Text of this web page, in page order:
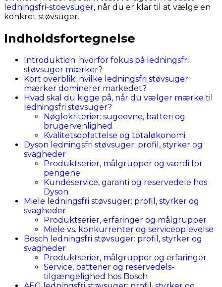
ledningsfri-stoevsuger, når du er klar til at vælge en
konkret støvsuger.
Indholdsfortegnelse
Introduktion: hvorfor fokus på ledningsfri
støvsuger mærker?
Kort overblik: hvilke ledningsfri støvsuger
mærker dominerer markedet?
Hvad skal du kigge på, når du vælger mærke til
ledningsfri støvsuger?
Nøglekriterier: sugeevne, batteri og
brugervenlighed
Kvalitetsopfattelse og totaløkonomi
Dyson ledningsfri støvsuger: profil, styrker og
svagheder
Produktserier, målgrupper og værdi for
pengene
Kundeservice, garanti og reservedele hos
Dyson
Miele ledningsfri støvsuger: profil, styrker og
svagheder
Produktserier, erfaringer og målgrupper
Miele vs. konkurrenter og serviceoplevelse
Bosch ledningsfri støvsuger: profil, styrker og
svagheder
Produktserier, målgrupper og erfaringer
Service, batterier og reservedels-
tilgængelighed hos Bosch